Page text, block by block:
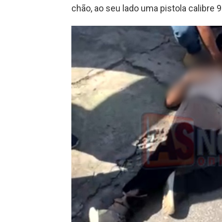
chão, ao seu lado uma pistola calibre